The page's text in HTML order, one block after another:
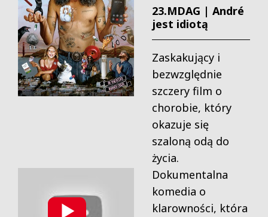
23.MDAG | André
jest idiotą
Zaskakujący i
bezwzględnie
szczery film o
chorobie, który
okazuje się
szaloną odą do
życia.
Dokumentalna
komedia o
klarowności, która